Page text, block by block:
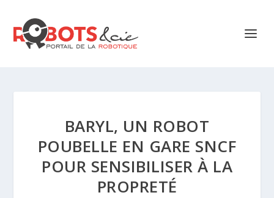
BARYL, UN ROBOT
POUBELLE EN GARE SNCF
POUR SENSIBILISER À LA
PROPRETÉ